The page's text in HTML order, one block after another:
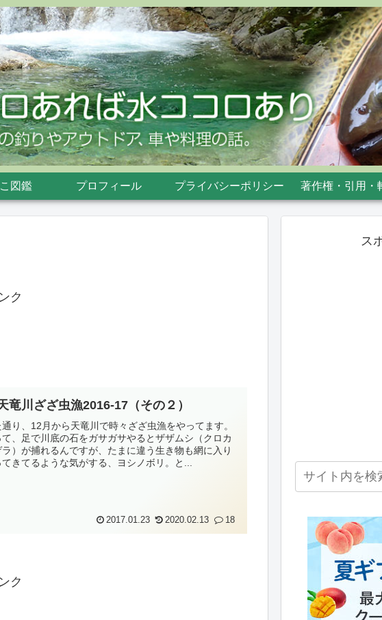
図鑑 プロフィール プライバシーポリシー 著作権・引用・
ク
竜川ざざ虫漁2016-17（その２）
り、12月から天竜川で時々ざざ虫漁をやってます。
、足で川底の石をガサガサやるとザザムシ（クロカ
）が捕れるんですが、たまに違う生き物も網に入り
きてるような気がする、ヨシノボリ。と...
2017.01.23 2020.02.13 18
ク
ス